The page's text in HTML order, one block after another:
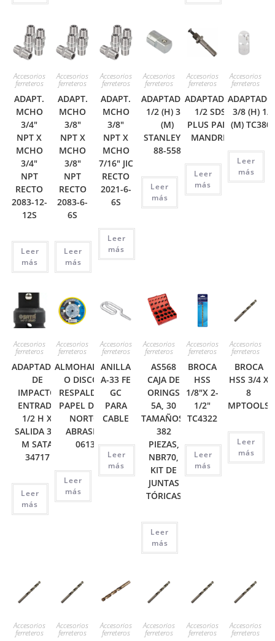
Accesorios
ferreteros
ADAPT.
MCHO
3/4″
NPT X
MCHO
3/4″
NPT
RECTO
2083-12-
12S
Leer
más
Accesorios
ferreteros
ADAPT.
MCHO
3/8″
NPT X
MCHO
3/8″
NPT
RECTO
2083-6-
6S
Leer
más
Accesorios
ferreteros
ADAPT.
MCHO
3/8″
NPT X
MCHO
7/16″ JIC
RECTO
2021-6-
6S
Leer
más
Accesorios
ferreteros
ADAPTADOR
1/2 (H) 3/4
(M)
STANLEY 4-
88-558
Leer
más
Accesorios
ferreteros
ADAPTADOR
1/2 SDS
PLUS PARA
MANDRIL
Leer
más
Accesorios
ferreteros
3/8 (H) 1/2
(M)
Leer
más
Accesorios
ferreteros
ADAPTADOR
DE
IMPACTO
ENTRADA
1/2 H X
SALIDA 3/4
M SATA
34717
Leer
más
Accesorios
ferreteros
ALMOHADILLAS
O DISCO DE
RESPALDO DE
PAPEL DE LIJA
NORTON
ABRASIVES
06136
Leer
más
Accesorios
ferreteros
ANILLA
A-33 FE
GC
PARA
CABLE
Leer
más
Accesorios
ferreteros
AS568
CAJA DE
ORINGS
5A, 30
TAMAÑOS,
382
PIEZAS,
NBR70,
KIT DE
JUNTAS
TÓRICAS
Leer
más
Accesorios
ferreteros
BROCA
HSS
1/8″X 2-
1/2″
TC4322
Leer
más
Accesorios
ferreteros
BROCA
HSS 3/4 X
8
MPTOOLS
Leer
más
Accesorios
ferreteros
Accesorios
ferreteros
Accesorios
ferreteros
Accesorios
ferreteros
Accesorios
ferreteros
Accesorios
ferreteros